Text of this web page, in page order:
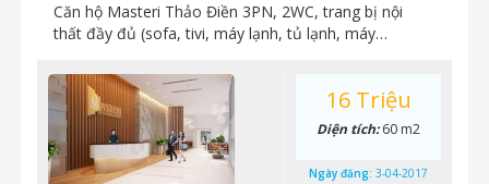
Căn hộ Masteri Thảo Điền 3PN, 2WC, trang bị nội
thất đầy đủ (sofa, tivi, máy lạnh, tủ lạnh, máy…
16 Triệu
Diện tích:60 m2
Ngày đăng: 3-04-2017